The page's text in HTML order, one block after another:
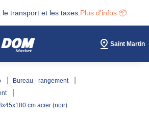
transport et les taxes. Plus d'infos 📦
Saint Martin
bureau - rangement
cm acier (noir)